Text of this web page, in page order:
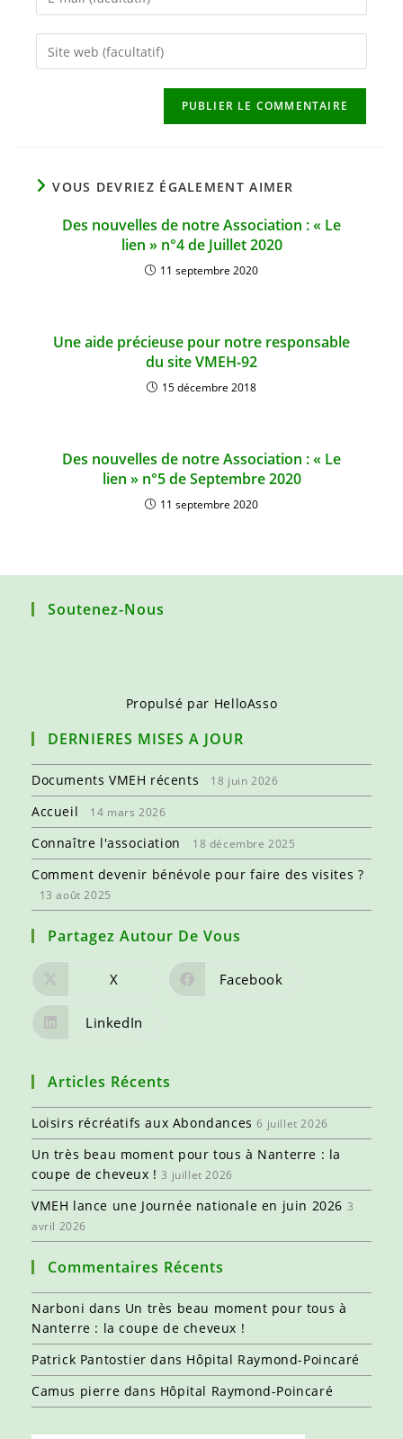
username
to
comment
your
email
address
to
Saisir
l’URL
VOUS DEVRIEZ ÉGALEMENT AIMER
Des nouvelles de notre Association : « Le
lien » n°4 de Juillet 2020
11 septembre 2020
Une aide précieuse pour notre responsable
du site VMEH-92
15 décembre 2018
Des nouvelles de notre Association : « Le
lien » n°5 de Septembre 2020
11 septembre 2020
Soutenez-Nous
Propulsé par HelloAsso
DERNIERES MISES A JOUR
Documents VMEH récents 18 juin 2026
Accueil 14 mars 2026
Connaître l'association 18 décembre 2025
Comment devenir bénévole pour faire des visites ?
13 août 2025
Partagez Autour De Vous
X Facebook
LinkedIn
Articles Récents
Loisirs récréatifs aux Abondances 6 juillet 2026
Un très beau moment pour tous à Nanterre : la
coupe de cheveux ! 3 juillet 2026
VMEH lance une Journée nationale en juin 2026 3
avril 2026
Commentaires Récents
Narboni dans Un très beau moment pour tous à
Nanterre : la coupe de cheveux !
Patrick Pantostier dans Hôpital Raymond-Poincaré
Camus pierre dans Hôpital Raymond-Poincaré